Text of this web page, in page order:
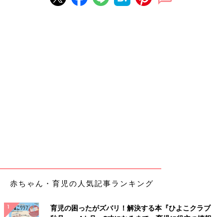
赤ちゃん・育児の人気記事ランキング
育児の困ったがズバリ！解決する本『ひよこクラブ